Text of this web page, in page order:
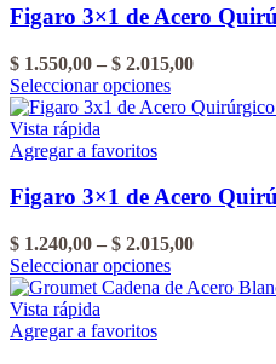
$ 3.720,00
Las
opciones
se
pueden
elegir
en
producto
Figaro 3×1 de Acero
$ 1.550,00 – $ 2.015,00Rango
precios:
$ 2.015,00
Seleccionar opcionesEste
producto
Las
opciones
se
pueden
elegir
en
Vista rápida
Agregar a favoritos
Figaro 3×1 de Acero
$ 1.240,00 – $ 2.015,00Rango
precios:
Seleccionar opcionesEste
producto
Vista rápida
Agregar a favoritos